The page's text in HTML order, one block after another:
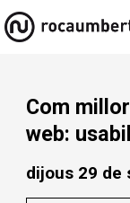
Com
web:
dijous 29 de